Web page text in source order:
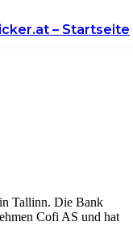
– Startseite
Tallinn. Die Bank
Cofi AS und hat